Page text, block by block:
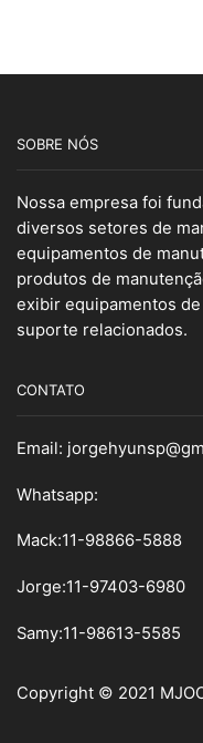
SOBRE NÓS
Nossa empresa foi
diversos setores de
equipamentos de
produtos de
exibir equipamentos
suporte relacionados.
CONTATO
Email:
Whatsapp:
Mack:11-98866-5888
Jorge:11-97403-6980
Samy:11-98613-5585
Copyright © 2021